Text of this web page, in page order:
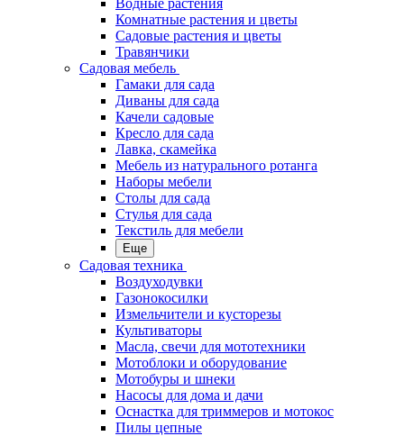
Комнатные растения и цветы
Садовые растения и цветы
Травянчики
Садовая мебель
Гамаки для сада
Диваны для сада
Качели садовые
Кресло для сада
Лавка, скамейка
Мебель из натурального ротанга
Наборы мебели
Столы для сада
Стулья для сада
Текстиль для мебели
Еще
Садовая техника
Воздуходувки
Газонокосилки
Измельчители и кусторезы
Культиваторы
Масла, свечи для мототехники
Мотоблоки и оборудование
Мотобуры и шнеки
Насосы для дома и дачи
Оснастка для триммеров и мотокос
Пилы цепные